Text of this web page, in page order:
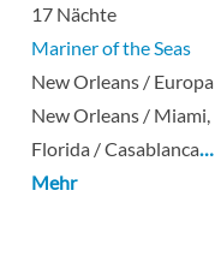
17 Nächte
Mariner of the Seas
New Orleans / Europa
New Orleans / Miami,
Florida / Casablanca…
Mehr